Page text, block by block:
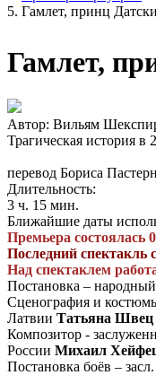
Гамлет, принц
Гамлет,
Автор: Вильям
Трагическая история в
перевод Бориса
Длительность:
3 ч. 15 мин.
Ближайшие даты
Премьера состоялась
Последний спектакль
Над спектаклем
Постановка –
Сценография и
Латвии Татьяна Швец
Композитор -
России Михаил
Постановка боёв –